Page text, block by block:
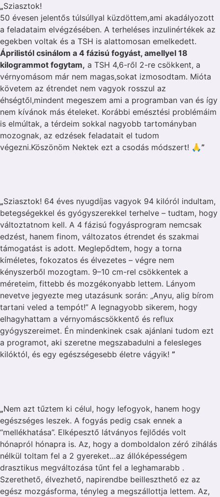
„Sziasztok!
50 évesen jelentős túlsúllyal küzdöttem,ami akadályozott
a feladataim elvégzésében. A terheléses inzulinértékek az
egekben voltak és a TSH is alattomosan emelkedett.
Áprilistól csinálom a 4 fázisú fogyást, amellyel 18
kilogrammot fogytam, a TSH 4,6-ről 2-re csökkent, a
vérnyomásom már nem magas,sokat izmosodtam. Mióta
követem az étrendet nem vagyok rosszul az
éhségtől,mindent megeszem ami a programban van és így
nem kívánok más ételeket. Korábbi emésztési problémáim
is elmúltak, a térdeim sokkal nagyobb tartományban
mozognak, az edzések feladatait el tudom
végezni.Köszönöm Nektek ezt a csodás módszert! 🙏”
„Sziasztok! 64 éves nyugdíjas vagyok 94 kilóról indultam,
betegségekkel és gyógyszerekkel terhelve – tudtam, hogy
változtatnom kell. A 4 fázisú fogyásprogram nemcsak
edzést, hanem finom, változatos étrendet és szakmai
támogatást is adott. Meglepődtem, hogy a torna
kíméletes, fokozatos és élvezetes – végre nem
kényszerből mozogtam. 9–10 cm-rel csökkentek a
méreteim, fittebb és mozgékonyabb lettem. Lányom
nevetve jegyezte meg utazásunk során: „Anyu, alig bírom
tartani veled a tempót!” A legnagyobb sikerem, hogy
elhagyhattam a vérnyomáscsökkentő és reflux
gyógyszereimet. Én mindenkinek csak ajánlani tudom ezt
a programot, aki szeretne megszabadulni a felesleges
kilóktól, és egy egészségesebb életre vágyik! ”
„Nem azt tűztem ki célul, hogy lefogyok, hanem hogy
egészséges leszek. A fogyás pedig csak ennek a
“mellékhatása”. Elképesztő látványos fejlődés volt
hónapról hónapra is. Az, hogy a domboldalon zéró zihálás
nélkül toltam fel a 2 gyereket…az állóképességem
drasztikus megváltozása tűnt fel a leghamarabb .
Szerethető, élvezhető, napirendbe beilleszthető ez az
egész mozgásforma, tényleg a megszállottja lettem. Az,